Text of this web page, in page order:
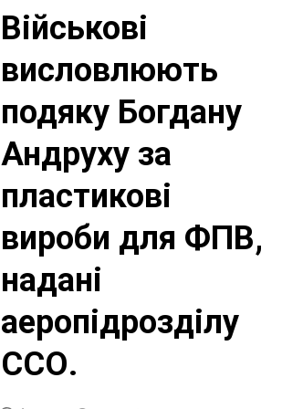
нашим
військовим
ще
ефективніше
виконувати
їхні
завдання.
Військові
висловлюють
подяку Богдану
Андруху за
пластикові
вироби для ФПВ,
надані
аеропідрозділу
ССО.